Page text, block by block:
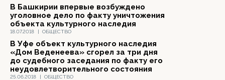
18.07.2018 | ОБЩЕСТВО
В Башкирии впервые возбуждено
уголовное дело по факту уничтожения
объекта культурного наследия
25.06.2018 | ОБЩЕСТВО
В Уфе объект культурного наследия
«Дом Веденеева» сгорел за три дня
до судебного заседания по факту его
неудовлетворительного состояния